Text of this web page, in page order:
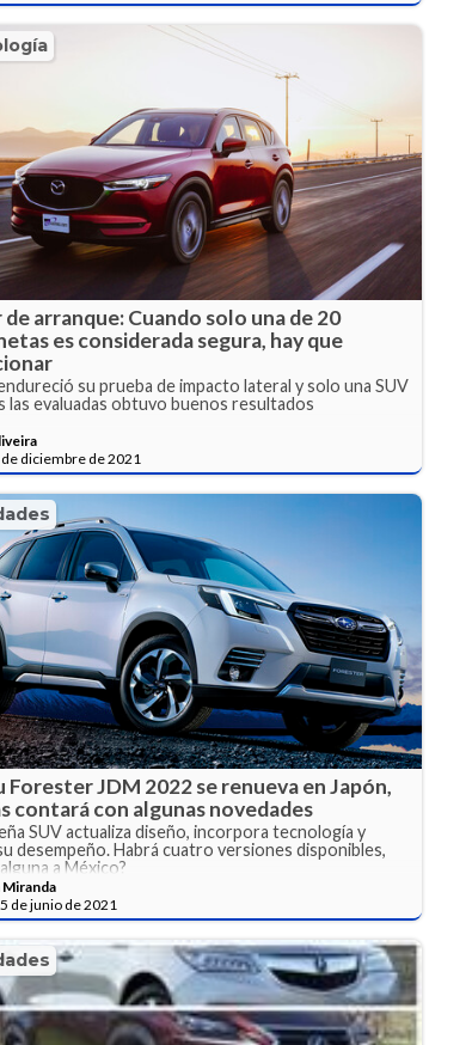
arranque: Cuando solo una de 20
es considerada segura, hay que
su prueba de impacto lateral y solo una SUV
las evaluadas obtuvo buenos resultados
de diciembre de 2021
Forester JDM 2022 se renueva en Japón,
contará con algunas novedades
SUV actualiza diseño, incorpora tecnología y
desempeño. Habrá cuatro versiones disponibles,
a México?
de junio de 2021